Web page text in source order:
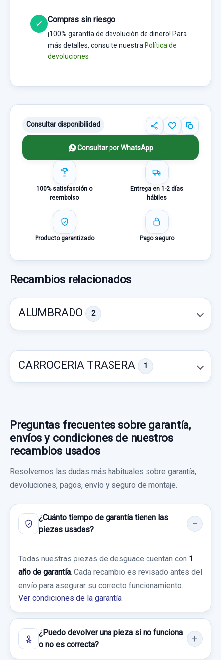
Compras sin riesgo
¡100% garantía de devolución de dinero! Para
más detalles, consulte nuestra Política de
devoluciones
Consultar disponibilidad
Consultar por WhatsApp
100% satisfacción o
reembolso
Entrega en 1-2 días
hábiles
Producto garantizado Pago seguro
Recambios relacionados
ALUMBRADO 2
PILOTO TRASERO DERECHO 924021G210
KIA RIO II (JB) 1.4 16V
Garantía 1 año
Ref:1049834 OEM:924021G210
Sin IVA, gastos de envío no incluidos.
CARROCERIA TRASERA 1
PARAGOLPES TRASERO
PARAGOLPES TRASERO usado.
KIA RIO II (JB) 1.4 16V
Garantía 1 año
Ref: 1049116
Preguntas frecuentes sobre garantía,
envíos y condiciones de nuestros
recambios usados
Resolvemos las dudas más habituales sobre garantía,
devoluciones, pagos, envío y seguro de montaje.
¿Cuánto tiempo de garantía tienen las
piezas usadas?
Todas nuestras piezas de desguace cuentan con 1
año de garantía . Cada recambio es revisado antes del
envío para asegurar su correcto funcionamiento.
Ver condiciones de la garantía
¿Puedo devolver una pieza si no funciona
o no es correcta?